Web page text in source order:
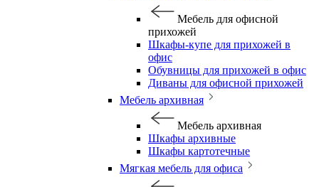
Мебель для офисной
прихожей
Шкафы-купе для прихожей в
офис
Обувницы для прихожей в офис
Диваны для офисной прихожей
Мебель архивная
Мебель архивная
Шкафы архивные
Шкафы картотечные
Мягкая мебель для офиса